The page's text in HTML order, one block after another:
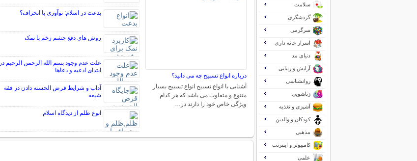
درباره انواع تسبیح چه می دانید؟
آشنایی با انواع تسبیح انواع تسبیح بسیار
متنوع و متفاوت می باشد که هر کدام
ویژگی خاص خود را دارند در…
بدعت در اسلام: نوآوری یا انحراف؟
روش های دفع چشم زخم با نمک
علت عدم وجود بسم الله الرحمن الرحیم در
ابتدای ادعیه و دعاها
آداب و شرایط قرض الحسنه دادن در فقه
شیعه
انوع ظلم از دیدگاه اسلام
سلامت
گردشگری
سرگرمی
اسرار خانه داری
دنیای مد
آرایش و زیبایی
روانشناسی
زناشویی
آشپزی و تغذیه
کودکان و والدین
مذهبی
کامپیوتر و اینترنت
علمی